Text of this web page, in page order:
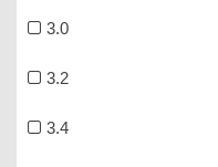
3.0
3.2
3.4